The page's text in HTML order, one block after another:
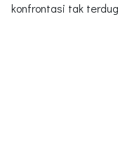
konfrontasi tak